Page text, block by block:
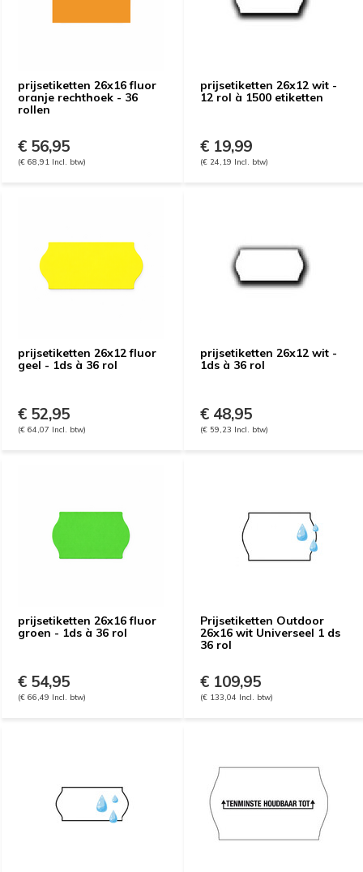
prijsetiketten 26x16 fluor
oranje rechthoek - 36
rollen
€ 56,95
(€ 68,91 Incl. btw)
prijsetiketten 26x12 wit -
12 rol à 1500 etiketten
€ 19,99
(€ 24,19 Incl. btw)
prijsetiketten 26x12 fluor
geel - 1ds à 36 rol
€ 52,95
(€ 64,07 Incl. btw)
prijsetiketten 26x12 wit -
1ds à 36 rol
€ 48,95
(€ 59,23 Incl. btw)
prijsetiketten 26x16 fluor
groen - 1ds à 36 rol
€ 54,95
(€ 66,49 Incl. btw)
Prijsetiketten Outdoor
26x16 wit Universeel 1 ds
36 rol
€ 109,95
(€ 133,04 Incl. btw)